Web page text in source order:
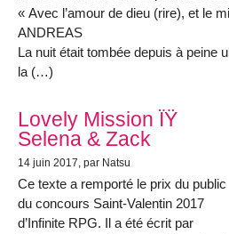
« Avec l’amour de dieu (rire), et le
ANDREAS
La nuit était tombée depuis à peine
la (…)
Lovely Mission ÏŸ
Selena & Zack
14 juin 2017, par Natsu
Ce texte a remporté le prix du public
du concours Saint-Valentin 2017
d’Infinite RPG. Il a été écrit par